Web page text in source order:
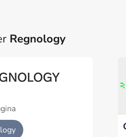
Regnology
Een
Chartis benoemt